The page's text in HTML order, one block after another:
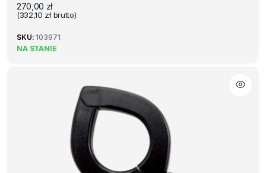
270,00 zł
(332,10 złbrutto)
SKU: 103971
NA STANIE